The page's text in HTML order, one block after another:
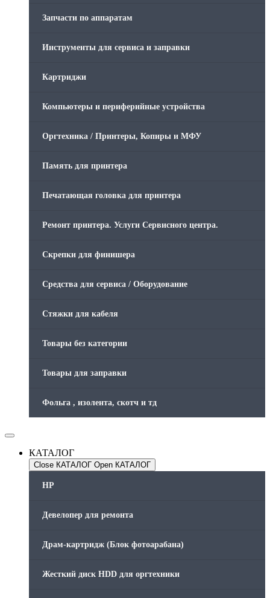
Запчасти по аппаратам
Инструменты для сервиса и заправки
Картриджи
Компьютеры и периферийные устройства
Оргтехника / Принтеры, Копиры и МФУ
Память для принтера
Печатающая головка для принтера
Ремонт принтера. Услуги Сервисного центра.
Скрепки для финишера
Средства для сервиса / Оборудование
Стяжки для кабеля
Товары без категории
Товары для заправки
Фольга , изолента, скотч и тд
КАТАЛОГ
Close КАТАЛОГ Open КАТАЛОГ
HP
Девелопер для ремонта
Драм-картридж (Блок фотоарабана)
Жесткий диск HDD для оргтехники